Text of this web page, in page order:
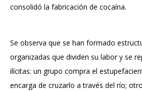
consolidó la fabricación de cocaína.
Se observa que se han formado
organizadas que dividen su labor y se
ilícitas: un grupo compra el
encarga de cruzarlo a través del río;